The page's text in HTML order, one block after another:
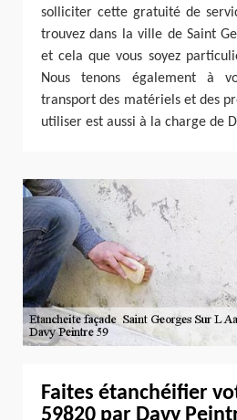
solliciter cette gratuité de
trouvez dans la ville de Saint
et cela que vous soyez
Nous tenons également à
transport des matériels et des
utiliser est aussi à la charge de
Faites étanchéifier
59820 par Davy